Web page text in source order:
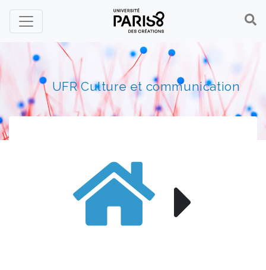
Panneau de gestion des cookies
UFR Culture et communication